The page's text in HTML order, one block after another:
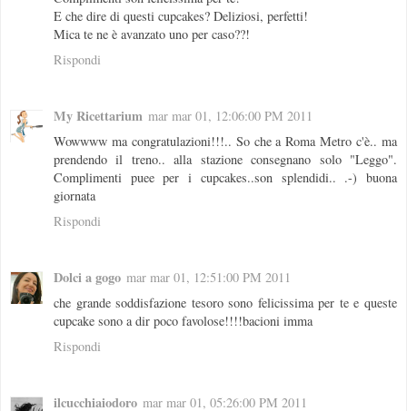
E che dire di questi cupcakes? Deliziosi, perfetti!
Mica te ne è avanzato uno per caso??!
Rispondi
My Ricettarium mar mar 01, 12:06:00 PM 2011
Wowwww ma congratulazioni!!!.. So che a Roma Metro c'è.. ma
prendendo il treno.. alla stazione consegnano solo "Leggo".
Complimenti puee per i cupcakes..son splendidi.. .-) buona
giornata
Rispondi
Dolci a gogo mar mar 01, 12:51:00 PM 2011
che grande soddisfazione tesoro sono felicissima per te e queste
cupcake sono a dir poco favolose!!!!bacioni imma
Rispondi
ilcucchiaiodoro mar mar 01, 05:26:00 PM 2011